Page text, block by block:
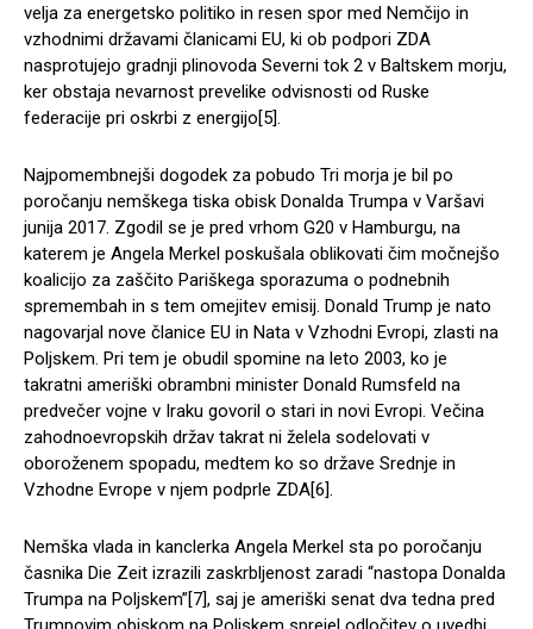
velja za energetsko politiko in resen spor med Nemčijo in
vzhodnimi državami članicami EU, ki ob podpori ZDA
nasprotujejo gradnji plinovoda Severni tok 2 v Baltskem morju,
ker obstaja nevarnost prevelike odvisnosti od Ruske
federacije pri oskrbi z energijo[5].
Najpomembnejši dogodek za pobudo Tri morja je bil po
poročanju nemškega tiska obisk Donalda Trumpa v Varšavi
junija 2017. Zgodil se je pred vrhom G20 v Hamburgu, na
katerem je Angela Merkel poskušala oblikovati čim močnejšo
koalicijo za zaščito Pariškega sporazuma o podnebnih
spremembah in s tem omejitev emisij. Donald Trump je nato
nagovarjal nove članice EU in Nata v Vzhodni Evropi, zlasti na
Poljskem. Pri tem je obudil spomine na leto 2003, ko je
takratni ameriški obrambni minister Donald Rumsfeld na
predvečer vojne v Iraku govoril o stari in novi Evropi. Večina
zahodnoevropskih držav takrat ni želela sodelovati v
oboroženem spopadu, medtem ko so države Srednje in
Vzhodne Evrope v njem podprle ZDA[6].
Nemška vlada in kanclerka Angela Merkel sta po poročanju
časnika Die Zeit izrazili zaskrbljenost zaradi “nastopa Donalda
Trumpa na Poljskem”[7], saj je ameriški senat dva tedna pred